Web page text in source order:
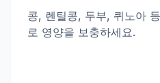
콩, 렌틸콩, 두부, 퀴노아
로 영양을 보충하세요.